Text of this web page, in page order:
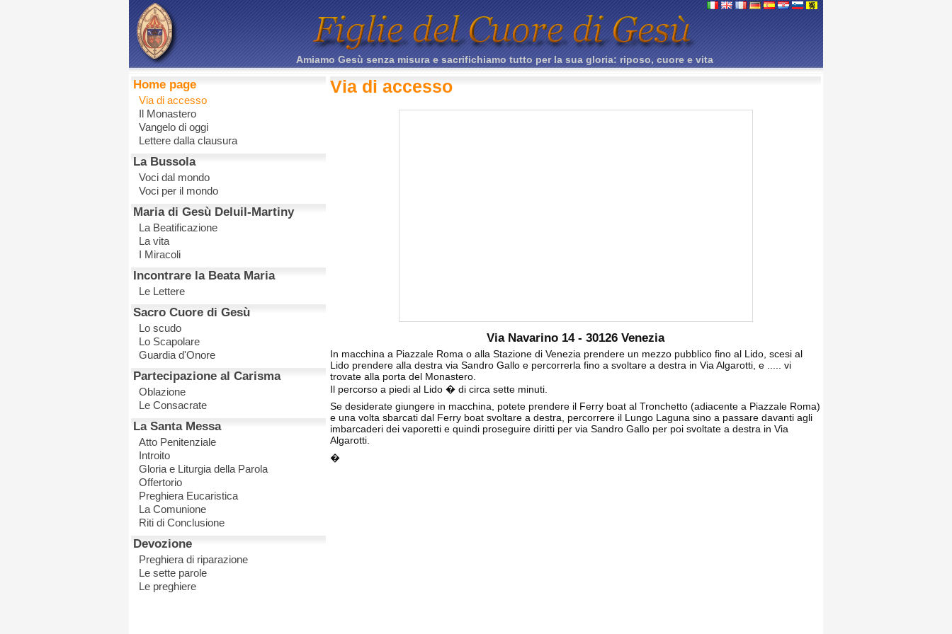
Amiamo Gesù senza misura e sacrifichiamo tutto per la sua gloria: riposo, cuore e vita
Home page
Via di accesso
Il Monastero
Vangelo di oggi
Lettere dalla clausura
La Bussola
Voci dal mondo
Voci per il mondo
Maria di Gesù Deluil-Martiny
La Beatificazione
La vita
I Miracoli
Incontrare la Beata Maria
Le Lettere
Sacro Cuore di Gesù
Lo scudo
Lo Scapolare
Guardia d'Onore
Partecipazione al Carisma
Oblazione
Le Consacrate
La Santa Messa
Atto Penitenziale
Introito
Gloria e Liturgia della Parola
Offertorio
Preghiera Eucaristica
La Comunione
Riti di Conclusione
Devozione
Preghiera di riparazione
Le sette parole
Le preghiere
Via di accesso
Via Navarino 14 - 30126 Venezia
In macchina a Piazzale Roma o alla Stazione di Venezia prendere un mezzo pubblico fino al Lido, scesi al
Lido prendere alla destra via Sandro Gallo e percorrerla fino a svoltare a destra in Via Algarotti, e ..... vi
trovate alla porta del Monastero.
Il percorso a piedi al Lido � di circa sette minuti.
Se desiderate giungere in macchina, potete prendere il Ferry boat al Tronchetto (adiacente a Piazzale Roma)
e una volta sbarcati dal Ferry boat svoltare a destra, percorrere il Lungo Laguna sino a passare davanti agli
imbarcaderi dei vaporetti e quindi proseguire diritti per via Sandro Gallo per poi svoltate a destra in Via
Algarotti.
�